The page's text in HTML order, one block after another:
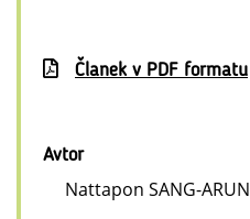
Članek v PDF formatu
Avtor
Nattapon SANG-ARUN